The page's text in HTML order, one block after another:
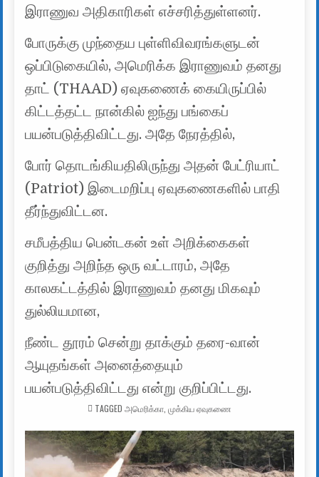
இராணுவ அதிகாரிகள் எச்சரித்துள்ளனர்.
போருக்கு முந்தைய புள்ளிவிவரங்களுடன்
ஒப்பிடுகையில், அமெரிக்க இராணுவம் தனது
தாட் (THAAD) ஏவுகணைக் கையிருப்பில்
கிட்டத்தட்ட நான்கில் ஐந்து பங்கைப்
பயன்படுத்திவிட்டது. அதே நேரத்தில்,
போர் தொடங்கியதிலிருந்து அதன் பேட்ரியாட்
(Patriot) இடைமறிப்பு ஏவுகணைகளில் பாதி
தீர்ந்துவிட்டன.
சமீபத்திய பென்டகன் உள் அறிக்கைகள்
குறித்து அறிந்த ஒரு வட்டாரம், அதே
காலகட்டத்தில் இராணுவம் தனது மிகவும்
துல்லியமான,
நீண்ட தூரம் சென்று தாக்கும் தரை-வான்
ஆயுதங்கள் அனைத்தையும்
பயன்படுத்திவிட்டது என்று குறிப்பிட்டது.
TAGGED அமெரிக்கா, முக்கிய ஏவுகணை